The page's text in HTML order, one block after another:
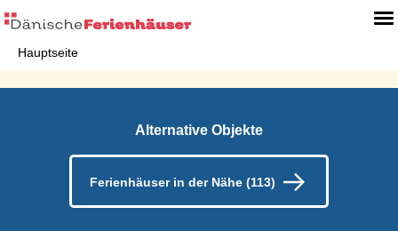
Hauptseite
Alternative Objekte
Ferienhäuser in der Nähe (113)